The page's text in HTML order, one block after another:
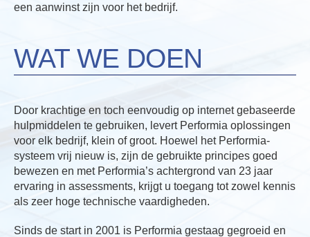
een aanwinst zijn voor het bedrijf.
WAT WE DOEN
Door krachtige en toch eenvoudig op internet gebaseerde
hulpmiddelen te gebruiken, levert Performia oplossingen
voor elk bedrijf, klein of groot. Hoewel het Performia-
systeem vrij nieuw is, zijn de gebruikte principes goed
bewezen en met Performia’s achtergrond van 23 jaar
ervaring in assessments, krijgt u toegang tot zowel kennis
als zeer hoge technische vaardigheden.
Sinds de start in 2001 is Performia gestaag gegroeid en